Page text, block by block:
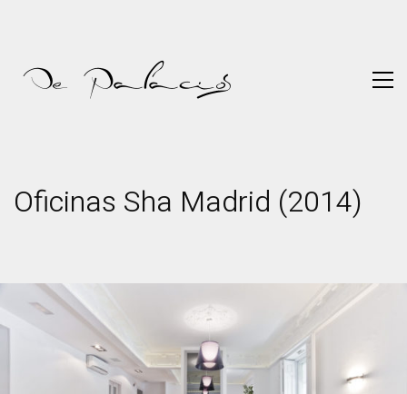
Oficinas Sha Madrid (2014)